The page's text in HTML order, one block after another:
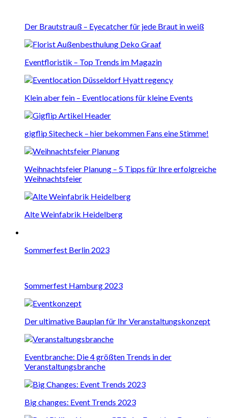
Der Brautstrauß – Eyecatcher für jede Braut in weiß
Eventfloristik – Top Trends im Magazin
Klein aber fein – Eventlocations für kleine Events
gigflip Sitecheck – hier bekommen Fans eine Stimme!
Weihnachtsfeier Planung – 5 Tipps für Ihre erfolgreiche
Weihnachtsfeier
Alte Weinfabrik Heidelberg
Sommerfest Berlin 2023
Sommerfest Hamburg 2023
Der ultimative Bauplan für Ihr Veranstaltungskonzept
Eventbranche: Die 4 größten Trends in der
Veranstaltungsbranche
Big changes: Event Trends 2023